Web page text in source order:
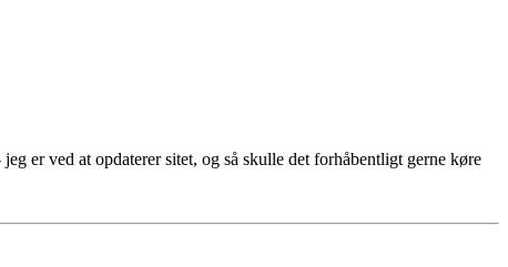
er ved at opdaterer sitet, og så skulle det forhåbentligt gerne køre